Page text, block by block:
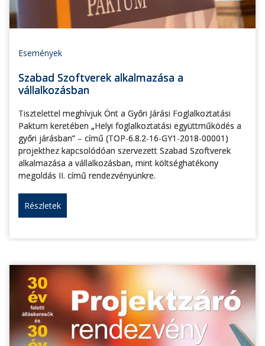
Események
Szabad Szoftverek alkalmazása a
vállalkozásban
Tisztelettel meghívjuk Önt a Győri Járási Foglalkoztatási
Paktum keretében „Helyi foglalkoztatási együttműködés a
győri járásban” – című (TOP-6.8.2-16-GY1-2018-00001)
projekthez kapcsolódóan szervezett Szabad Szoftverek
alkalmazása a vállalkozásban, mint költséghatékony
megoldás II. című rendezvényünkre.
Részletek